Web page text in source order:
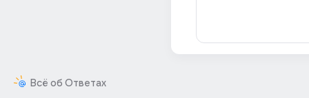
Всё об Ответах